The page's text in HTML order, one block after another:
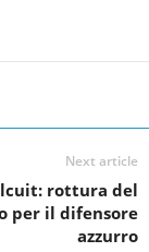
Next article
rottura del
per il difensore
azzurro